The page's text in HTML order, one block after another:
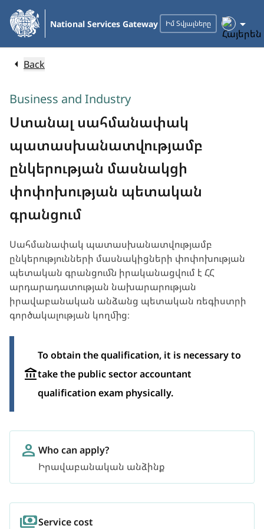
Skip
Main
Content
National Services Gateway Իմ Տվյալները
Back
Business and Industry
Ստանալ սահմանափակ
պատասխանատվությամբ
ընկերության մասնակցի
փոփոխության պետական
գրանցում
Սահմանափակ պատասխանատվությամբ
ընկերությունների մասնակիցների փոփոխության
պետական գրանցումն իրականացվում է ՀՀ
արդարադատության նախարարության
իրավաբանական անձանց պետական ռեգիստրի
գործակալության կողմից։
To obtain the qualification, it is necessary to
take the public sector accountant
qualification exam physically.
Who can apply?
Իրավաբանական անձինք
Service cost